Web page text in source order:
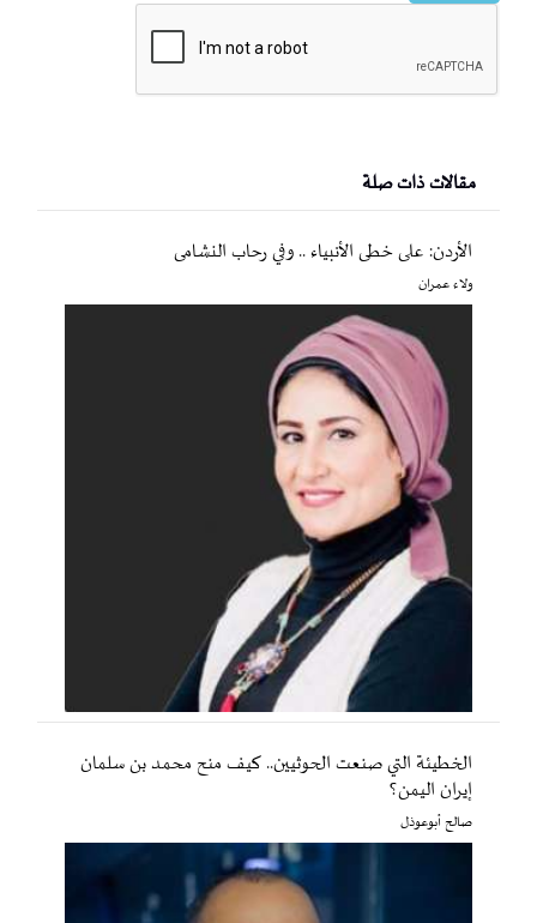
مقالات ذات صلة
الأردن: على خطى الأنبياء .. وفي رحاب النشامى
ولاء عمران
الخطيئة التي صنعت الحوثيين.. كيف منح محمد بن سلمان
إيران اليمن؟
صالح أبوعوذل